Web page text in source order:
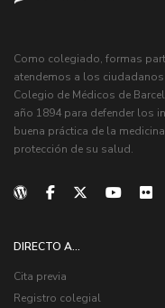
Como colegiado, formas
atendemos a los
Colegio de Médicos de
año 1894 para defender los
buena práctica de la
protección de su salud.
DIRECTO A...
Cita previa
Registro colegial